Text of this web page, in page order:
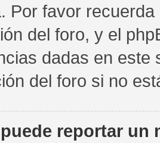
Por favor
del foro, y el
dadas en este
del foro si no
reportar un